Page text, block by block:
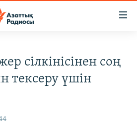
сілкінісінен соң
тексеру үшін